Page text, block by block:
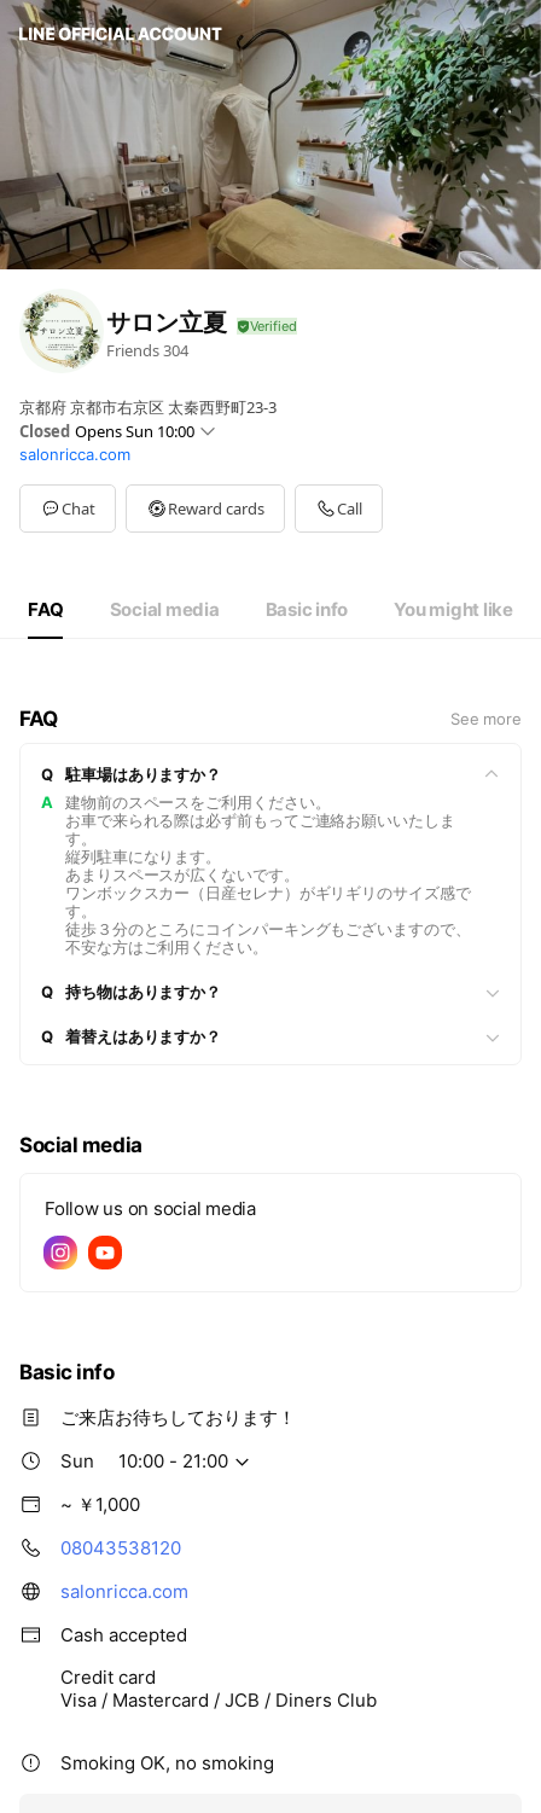
サロン立夏
Friends304
京都府 京都市右京区 太秦西野町23-3
Closed Opens Sun 10:00
Sun10:00 - 21:00
Mon10:00 - 21:00
Tue10:00 - 21:00
Wed10:00 - 21:00
salonricca.com
Chat Reward cards Call
FAQ Social media Basic info You might like
FAQ See more
Q
駐車場はありますか？
A
建物前のスペースをご利用ください。
お車で来られる際は必ず前もってご連絡お願いいたしま
す。
縦列駐車になります。
あまりスペースが広くないです。
ワンボックスカー（日産セレナ）がギリギリのサイズ感で
す。
徒歩３分のところにコインパーキングもございますので、
不安な方はご利用ください。
Q 持ち物はありますか？
Q 着替えはありますか？
Social media
Follow us on social media
Basic info
ご来店お待ちしております！
Sun
10:00 - 21:00
~ ￥1,000
08043538120
salonricca.com
Cash accepted
Credit card
Visa / Mastercard / JCB / Diners Club
Smoking OK, no smoking